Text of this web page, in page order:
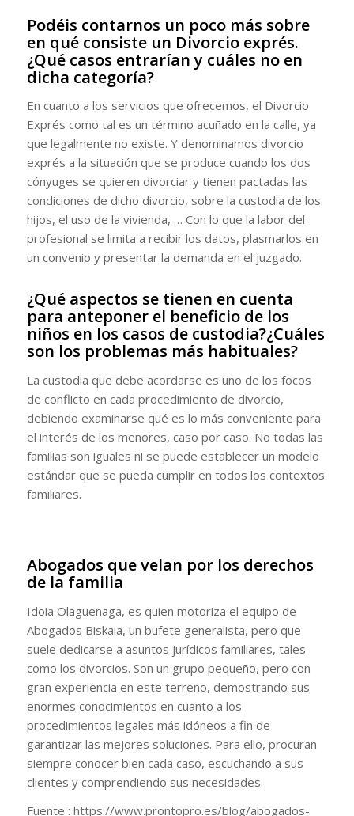
Podéis contarnos un poco más sobre
en qué consiste un Divorcio exprés.
¿Qué casos entrarían y cuáles no en
dicha categoría?
En cuanto a los servicios que ofrecemos, el Divorcio
Exprés como tal es un término acuñado en la calle, ya
que legalmente no existe. Y denominamos divorcio
exprés a la situación que se produce cuando los dos
cónyuges se quieren divorciar y tienen pactadas las
condiciones de dicho divorcio, sobre la custodia de los
hijos, el uso de la vivienda, … Con lo que la labor del
profesional se limita a recibir los datos, plasmarlos en
un convenio y presentar la demanda en el juzgado.
¿Qué aspectos se tienen en cuenta
para anteponer el beneficio de los
niños en los casos de custodia?¿Cuáles
son los problemas más habituales?
La custodia que debe acordarse es uno de los focos
de conflicto en cada procedimiento de divorcio,
debiendo examinarse qué es lo más conveniente para
el interés de los menores, caso por caso. No todas las
familias son iguales ni se puede establecer un modelo
estándar que se pueda cumplir en todos los contextos
familiares.
Abogados que velan por los derechos
de la familia
Idoia Olaguenaga, es quien motoriza el equipo de
Abogados Biskaia, un bufete generalista, pero que
suele dedicarse a asuntos jurídicos familiares, tales
como los divorcios. Son un grupo pequeño, pero con
gran experiencia en este terreno, demostrando sus
enormes conocimientos en cuanto a los
procedimientos legales más idóneos a fin de
garantizar las mejores soluciones. Para ello, procuran
siempre conocer bien cada caso, escuchando a sus
clientes y comprendiendo sus necesidades.
Fuente : https://www.prontopro.es/blog/abogados-